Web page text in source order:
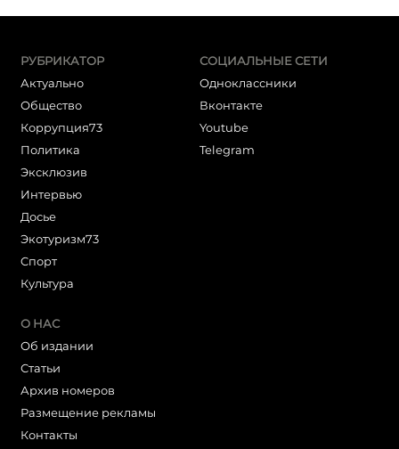
РУБРИКАТОР
Актуально
Общество
Коррупция73
Политика
Эксклюзив
Интервью
Досье
Экотуризм73
Cпорт
Культура
СОЦИАЛЬНЫЕ СЕТИ
Одноклассники
Вконтакте
Youtube
Telegram
О НАС
Об издании
Статьи
Архив номеров
Размещение рекламы
Контакты